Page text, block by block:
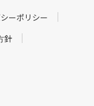
ーポリシー
針